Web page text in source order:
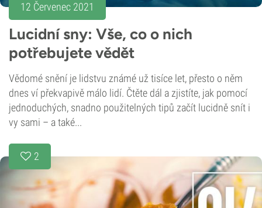
12 Červenec 2021
Lucidní sny: Vše, co o nich
potřebujete vědět
Vědomé snění je lidstvu známé už tisíce let, přesto o něm
dnes ví překvapivě málo lidí. Čtěte dál a zjistíte, jak pomocí
jednoduchých, snadno použitelných tipů začít lucidně snít i
vy sami – a také...
2